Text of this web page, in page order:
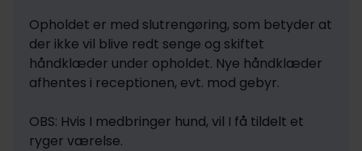
Opholdet er med slutrengøring, som betyder at
der ikke vil blive redt senge og skiftet
håndklæder under opholdet. Nye håndklæder
afhentes i receptionen, evt. mod gebyr.
OBS: Hvis I medbringer hund, vil I få tildelt et
ryger værelse.